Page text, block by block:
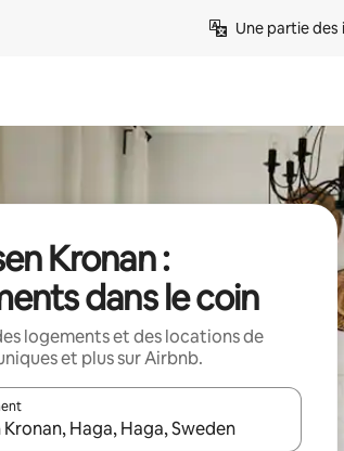
Une partie
Kronan :
dans le coin
logements et des locations de
et plus sur Airbnb.
résultats sont affichés, parcourez-les en